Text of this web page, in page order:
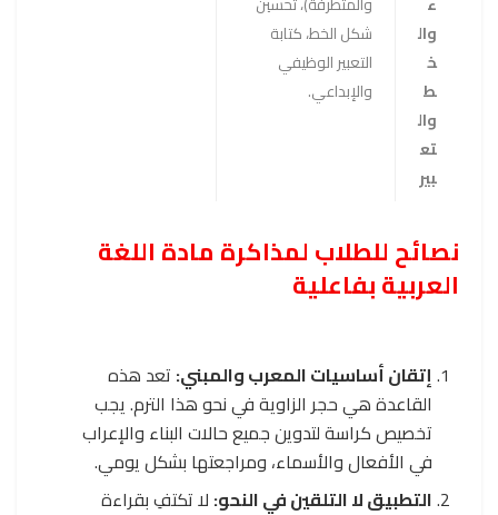
وال
خ
ط
وال
تع
بير
شكل الخط، كتابة
التعبير الوظيفي
والإبداعي.
نصائح للطلاب لمذاكرة مادة اللغة
العربية بفاعلية
إتقان أساسيات المعرب والمبني: تعد هذه
القاعدة هي حجر الزاوية في نحو هذا الترم. يجب
تخصيص كراسة لتدوين جميع حالات البناء والإعراب
في الأفعال والأسماء، ومراجعتها بشكل يومي.
التطبيق لا التلقين في النحو: لا تكتفِ بقراءة